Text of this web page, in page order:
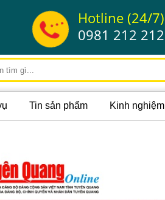
Hotline (24/7)
0981 212 212
Tin sản phẩm Kinh nghiệm